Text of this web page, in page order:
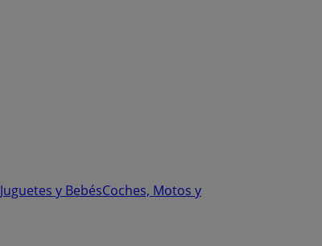
Juguetes y BebésCoches, Motos y